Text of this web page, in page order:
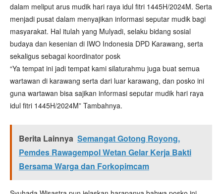
dalam meliput arus mudik hari raya idul fitri 1445H/2024M. Serta
menjadi pusat dalam menyajikan informasi seputar mudik bagi
masyarakat. Hal itulah yang Mulyadi, selaku bidang sosial
budaya dan kesenian di IWO Indonesia DPD Karawang, serta
sekaligus sebagai koordinator posk
“Ya tempat ini jadi tempat kami silaturahmu juga buat semua
wartawan di karawang serta dari luar karawang, dan posko ini
guna wartawan bisa sajikan informasi seputar mudik hari raya
idul fitri 1445H/2024M” Tambahnya.
Berita Lainnya Semangat Gotong Royong,
Pemdes Rawagempol Wetan Gelar Kerja Bakti
Bersama Warga dan Forkopimcam